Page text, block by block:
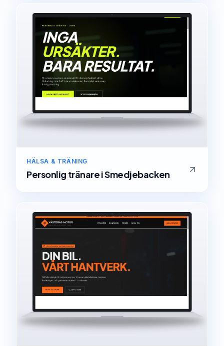
HÄLSA & TRÄNING
Personlig tränareiSmedjebacken